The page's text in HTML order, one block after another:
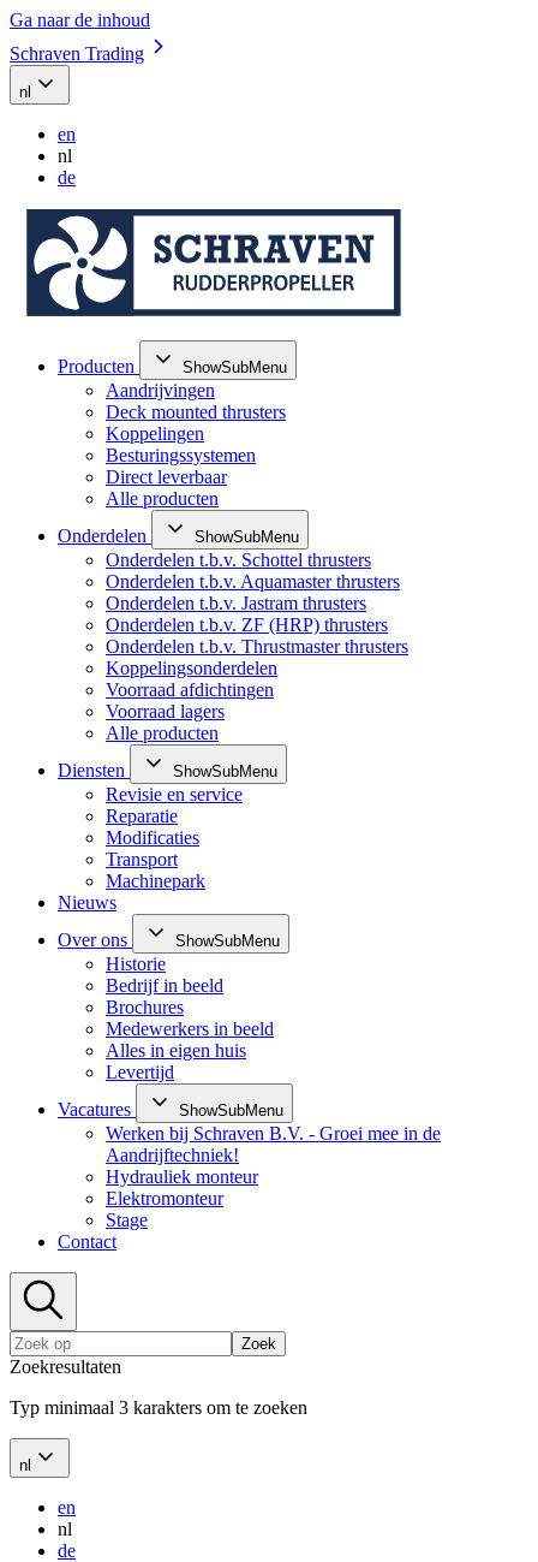
Ga naar de inhoud
Schraven Trading
nl
en
nl
de
Producten ShowSubMenu
Aandrijvingen
Deck mounted thrusters
Koppelingen
Besturingssystemen
Direct leverbaar
Alle producten
Onderdelen
ShowSubMenu
Onderdelen t.b.v. Schottel thrusters
Onderdelen t.b.v. Aquamaster thrusters
Onderdelen t.b.v. Jastram thrusters
Onderdelen t.b.v. ZF (HRP) thrusters
Onderdelen t.b.v. Thrustmaster thrusters
Koppelingsonderdelen
Voorraad afdichtingen
Voorraad lagers
Alle producten
Diensten
ShowSubMenu
Revisie en service
Reparatie
Modificaties
Transport
Machinepark
Nieuws
Over ons
ShowSubMenu
Historie
Bedrijf in beeld
Brochures
Medewerkers in beeld
Alles in eigen huis
Levertijd
Vacatures
ShowSubMenu
Werken bij Schraven B.V. - Groei mee in de
Aandrijftechniek!
Hydrauliek monteur
Elektromonteur
Stage
Contact
Zoek
Zoekresultaten
Typ minimaal 3 karakters om te zoeken
nl
en
nl
de